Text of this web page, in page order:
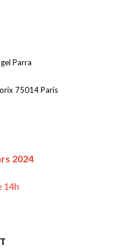
Parra
75014 Paris
2024
14h